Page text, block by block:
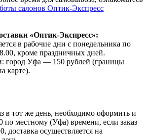
салонов Оптик-Экспресс
«Оптик-Экспресс»:
в рабочие дни с понедельника по
кроме праздничных дней.
город Уфа — 150 рублей (границы
карте).
в тот же день, необходимо оформить и
по местному (Уфа) времени, если заказ
доставка осуществляется на